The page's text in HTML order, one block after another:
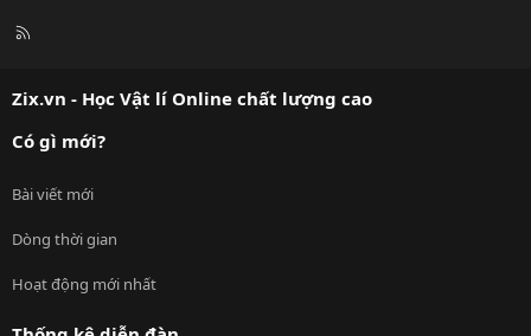
R
Zix.vn - Học Vật lí Online chất lượng cao
Có gì mới?
Bài viết mới
Dòng thời gian
Hoạt động mới nhất